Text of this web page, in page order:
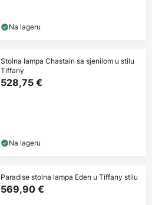
Na lageru
Stolna lampa Chastain sa sjenilom u stilu
Tiffany
528,75 €
Na lageru
Paradise stolna lampa Eden u Tiffany stilu
569,90 €